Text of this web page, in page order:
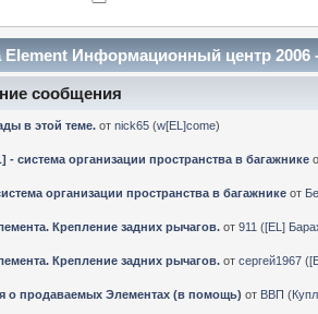
Element Информационный центр
сообщения
в этой теме. отnick65 (w[EL]come)
- система организации пространства в багажнике
организации пространства в багажнике от
Крепление задних рычагов. от911 ([EL]
Крепление задних рычагов. отсергей1967 (
о продаваемых Элементах (в помощь) от ВВП (